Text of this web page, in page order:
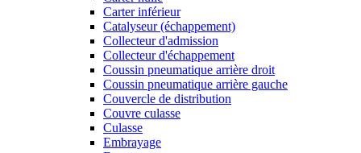
Carter inférieur
Catalyseur (échappement)
Collecteur d'admission
Collecteur d'échappement
Coussin pneumatique arrière droit
Coussin pneumatique arrière gauche
Couvercle de distribution
Couvre culasse
Culasse
Embrayage